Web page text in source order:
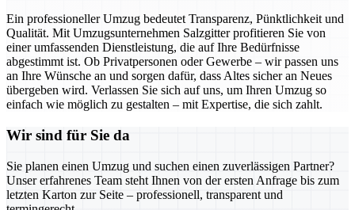
Ein professioneller Umzug bedeutet Transparenz, Pünktlichkeit und
Qualität. Mit Umzugsunternehmen Salzgitter profitieren Sie von
einer umfassenden Dienstleistung, die auf Ihre Bedürfnisse
abgestimmt ist. Ob Privatpersonen oder Gewerbe – wir passen uns
an Ihre Wünsche an und sorgen dafür, dass Altes sicher an Neues
übergeben wird. Verlassen Sie sich auf uns, um Ihren Umzug so
einfach wie möglich zu gestalten – mit Expertise, die sich zahlt.
Wir sind für Sie da
Sie planen einen Umzug und suchen einen zuverlässigen Partner?
Unser erfahrenes Team steht Ihnen von der ersten Anfrage bis zum
letzten Karton zur Seite – professionell, transparent und